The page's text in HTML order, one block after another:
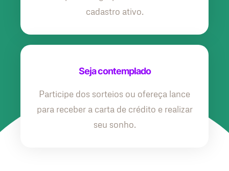
cadastro ativo.
Seja contemplado
Participe dos sorteios ou ofereça lance
para receber a carta de crédito e realizar
seu sonho.